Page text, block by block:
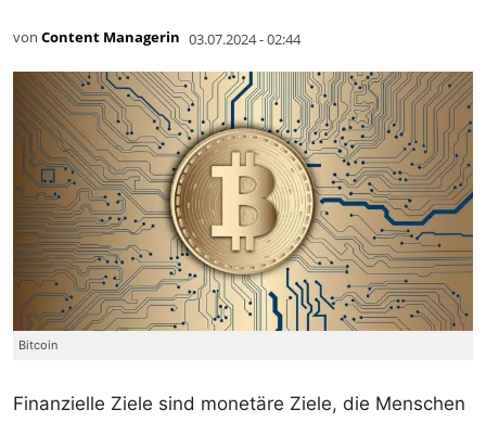
von Content Managerin 03.07.2024 - 02:44
Bitcoin
Finanzielle Ziele sind monetäre Ziele, die Menschen